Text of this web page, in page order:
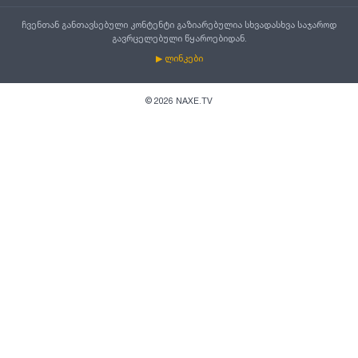
ჩვენთან განთავსებული კონტენტი გაზიარებულია სხვადასხვა საჯაროდ
გავრცელებული წყაროებიდან.
▶ ლინკები
© 2026 NAXE.TV